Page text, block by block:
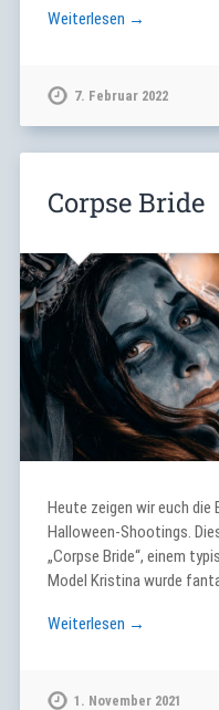
Weiterlesen →
7. Februar 2022
Corpse Bride
Heute zeigen wir euch die
Halloween-Shootings.
„Corpse Bride“, einem
Model Kristina wurde
Weiterlesen →
1. November 2021